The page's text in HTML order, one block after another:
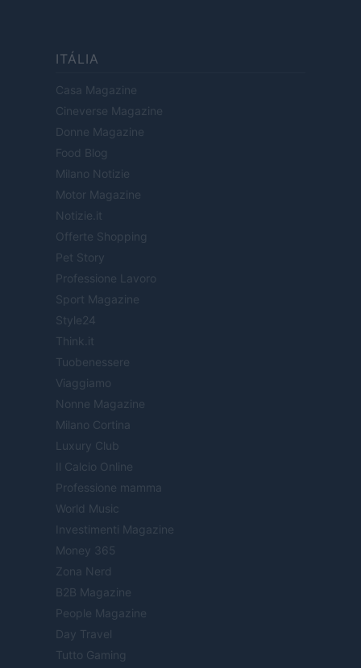
ITÁLIA
Casa Magazine
Cineverse Magazine
Donne Magazine
Food Blog
Milano Notizie
Motor Magazine
Notizie.it
Offerte Shopping
Pet Story
Professione Lavoro
Sport Magazine
Style24
Think.it
Tuobenessere
Viaggiamo
Nonne Magazine
Milano Cortina
Luxury Club
Il Calcio Online
Professione mamma
World Music
Investimenti Magazine
Money 365
Zona Nerd
B2B Magazine
People Magazine
Day Travel
Tutto Gaming